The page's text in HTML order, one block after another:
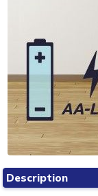
Description